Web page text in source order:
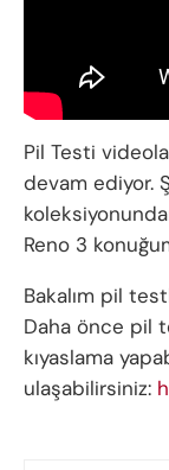
Pil Testi
devam ediyor.
Reno 3
Bakalım pil
Daha önce pil
kıyaslama
ulaşabilirsiniz: